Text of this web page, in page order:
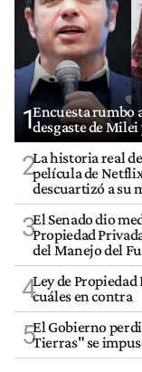
1Encuesta rumbo
desgaste de
2La historia real
película de
descuartizó a su
3El Senado dio
Propiedad
del Manejo del
4Ley de
cuáles en contra
5El Gobierno
Tierras" se